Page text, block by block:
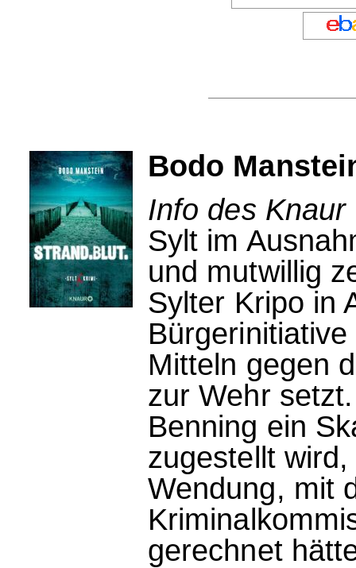
Bodo
Info des Knaur
Sylt im
und mutwillig
Sylter Kripo in
Mitteln gegen
zur Wehr
Benning ein
zugestellt
Wendung, mit
gerechnet